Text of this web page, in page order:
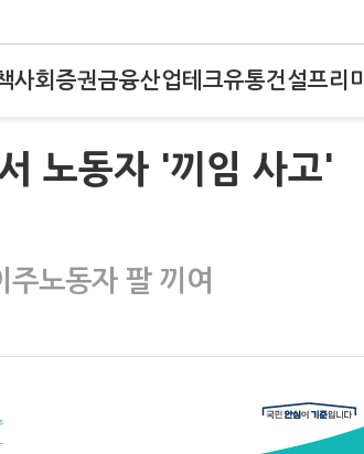
사회 증권금융산업테크유통건설프리
노동자 '끼임 사고'
노동자 팔 끼여